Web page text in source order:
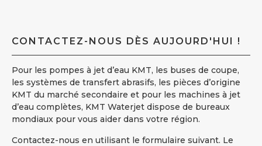
CONTACTEZ-NOUS DÈS AUJOURD'HUI !
Pour les pompes à jet d’eau KMT, les buses de coupe,
les systèmes de transfert abrasifs, les pièces d’origine
KMT du marché secondaire et pour les machines à jet
d’eau complètes, KMT Waterjet dispose de bureaux
mondiaux pour vous aider dans votre région.
Contactez-nous en utilisant le formulaire suivant. Le